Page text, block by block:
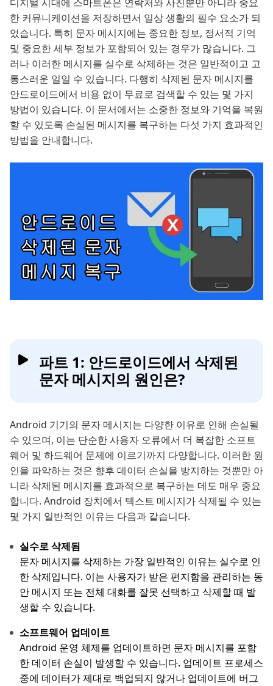
한 커뮤니케이션을 저장하면서 일상 생활의 필수 요소가 되
었습니다. 특히 문자 메시지에는 중요한 정보, 정서적 기억
및 중요한 세부 정보가 포함되어 있는 경우가 많습니다. 그
러나 이러한 메시지를 실수로 삭제하는 것은 일반적이고 고
통스러운 일일 수 있습니다. 다행히 삭제된 문자 메시지를
안드로이드에서 비용 없이 무료로 검색할 수 있는 몇 가지
방법이 있습니다. 이 문서에서는 소중한 정보와 기억을 복원
할 수 있도록 손실된 메시지를 복구하는 다섯 가지 효과적인
방법을 안내합니다.
파트 1: 안드로이드에서 삭제된
문자 메시지의 원인은?
Android 기기의 문자 메시지는 다양한 이유로 인해 손실될
수 있으며, 이는 단순한 사용자 오류에서 더 복잡한 소프트
웨어 및 하드웨어 문제에 이르기까지 다양합니다. 이러한 원
인을 파악하는 것은 향후 데이터 손실을 방지하는 것뿐만 아
니라 삭제된 메시지를 효과적으로 복구하는 데도 매우 중요
합니다. Android 장치에서 텍스트 메시지가 삭제될 수 있는
몇 가지 일반적인 이유는 다음과 같습니다.
실수로 삭제됨
문자 메시지를 삭제하는 가장 일반적인 이유는 실수로 인
한 삭제입니다. 이는 사용자가 받은 편지함을 관리하는 동
안 메시지 또는 전체 대화를 잘못 선택하고 삭제할 때 발
생할 수 있습니다.
소프트웨어 업데이트
Android 운영 체제를 업데이트하면 문자 메시지를 포함
한 데이터 손실이 발생할 수 있습니다. 업데이트 프로세스
중에 데이터가 제대로 백업되지 않거나 업데이트에 버그